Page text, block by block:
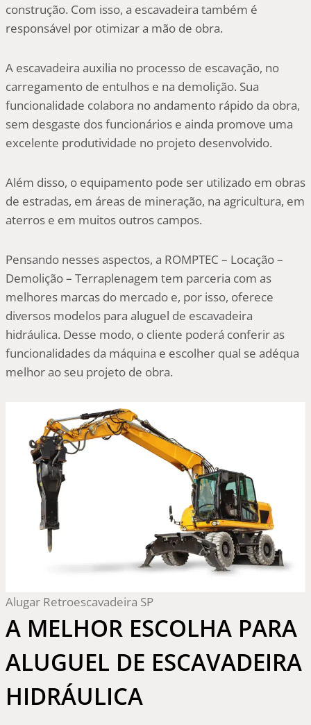
construção. Com isso, a escavadeira também é
responsável por otimizar a mão de obra.
A escavadeira auxilia no processo de escavação, no
carregamento de entulhos e na demolição. Sua
funcionalidade colabora no andamento rápido da obra,
sem desgaste dos funcionários e ainda promove uma
excelente produtividade no projeto desenvolvido.
Além disso, o equipamento pode ser utilizado em obras
de estradas, em áreas de mineração, na agricultura, em
aterros e em muitos outros campos.
Pensando nesses aspectos, a ROMPTEC – Locação –
Demolição – Terraplenagem tem parceria com as
melhores marcas do mercado e, por isso, oferece
diversos modelos para aluguel de escavadeira
hidráulica. Desse modo, o cliente poderá conferir as
funcionalidades da máquina e escolher qual se adéqua
melhor ao seu projeto de obra.
Alugar Retroescavadeira SP
A MELHOR ESCOLHA PARA
ALUGUEL DE ESCAVADEIRA
HIDRÁULICA